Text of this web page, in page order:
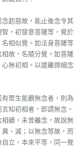
起惡故，能止後念令
，初發意菩薩等，覺
相似覺。如法身菩薩
故，名隨分覺。如菩
無初相。以遠離微細
眾生能觀無念者，則
知初相者，即謂無念
續，未曾離念，故說
、滅；以無念等故，
立，本來平等，同一覺